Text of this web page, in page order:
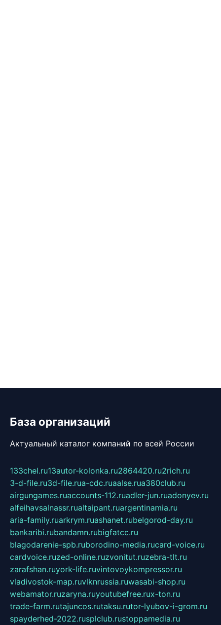
База организаций
Актуальный каталог компаний по всей России
133chel.ru13autor-kolonka.ru2864420.ru2rich.ru
3-d-file.ru3d-file.rua-cdc.ruaalse.rua380club.ru
airgungames.ruaccounts-112.ruadler-jun.ruadonyev.ru
alfeihavsalnassr.rualtaipant.ruargentinamia.ru
aria-family.ruarkrym.ruashanet.rubelgorod-day.ru
bankaribi.rubandamn.rubigfatcc.ru
blagodarenie-spb.ruborodino-media.rucard-voice.ru
cardvoice.ruzed-online.ruzvonitut.ruzebra-tlt.ru
zarafshan.ruyork-life.ruvintovoykompressor.ru
vladivostok-map.ruvlknrussia.ruwasabi-shop.ru
webamator.ruzaryna.ruyoutubefree.rux-ton.ru
trade-farm.rutajuncos.rutaksu.rutor-lyubov-i-grom.ru
spayderhed-2022.rusplclub.rustoppamedia.ru